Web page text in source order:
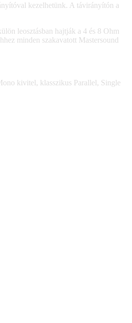
kezelhetünk. A távirányítón a
leosztásban hajtják a 4 és 8 Ohm
minden szakavatott Mastersound
kivitel, klasszikus Parallel, Single